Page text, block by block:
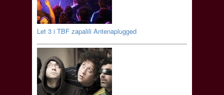
Let 3 i TBF zapalili Antenaplugged